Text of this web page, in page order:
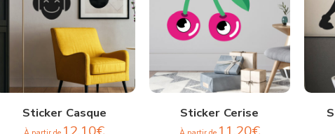
Sticker Casque Sticker Cerise